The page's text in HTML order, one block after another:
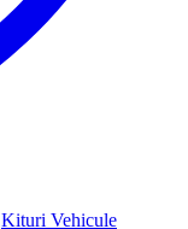
Kituri Vehicule